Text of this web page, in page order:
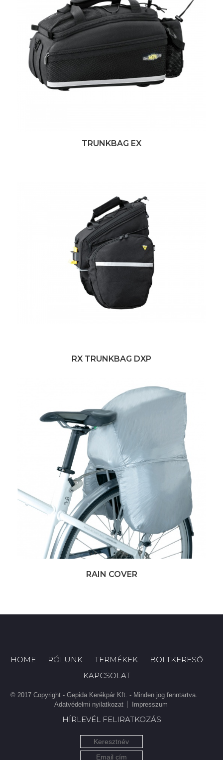
TRUNKBAG EX
RX TRUNKBAG DXP
RAIN COVER
HOME RÓLUNK TERMÉKEK
BOLTKERESŐ
KAPCSOLAT
© 2017 Copyright - Gepida Kerékpár Kft. - Minden jog fenntartva.
Adatvédelmi nyilatkozat
Impresszum
HÍRLEVÉL FELIRATKOZÁS